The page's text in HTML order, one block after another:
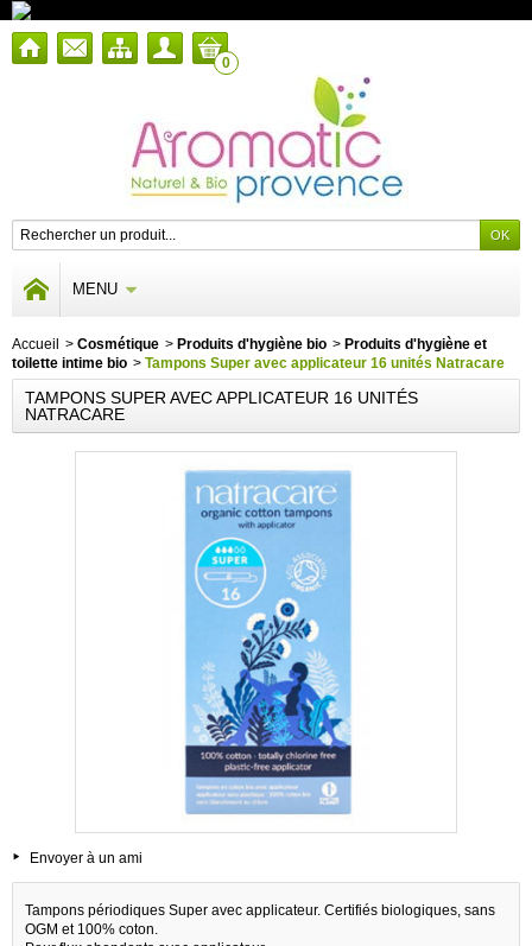
0
MENU
Accueil > Cosmétique > Produits d'hygiène bio > Produits d'hygiène et
toilette intime bio > Tampons Super avec applicateur 16 unités Natracare
TAMPONS SUPER AVEC APPLICATEUR 16 UNITÉS
NATRACARE
Envoyer à un ami
Tampons périodiques Super avec applicateur. Certifiés biologiques, sans
OGM et 100% coton.